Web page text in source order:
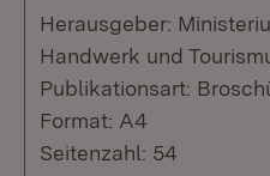
Herausgeber:
Handwerk und
Publikationsart:
Format: A4
Seitenzahl: 54